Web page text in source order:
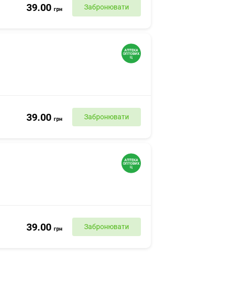
39.00 грн Забронювати
39.00 грн Забронювати
39.00 грн Забронювати